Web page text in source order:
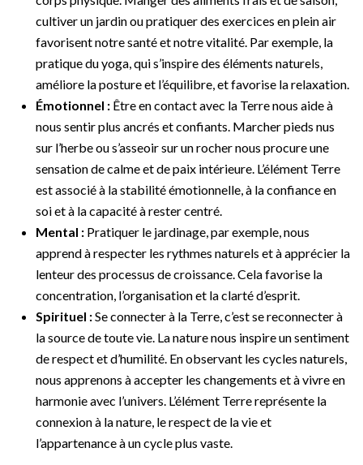
cultiver un jardin ou pratiquer des exercices en plein air
favorisent notre santé et notre vitalité. Par exemple, la
pratique du yoga, qui s’inspire des éléments naturels,
améliore la posture et l’équilibre, et favorise la relaxation.
Émotionnel : Être en contact avec la Terre nous aide à
nous sentir plus ancrés et confiants. Marcher pieds nus
sur l’herbe ou s’asseoir sur un rocher nous procure une
sensation de calme et de paix intérieure. L’élément Terre
est associé à la stabilité émotionnelle, à la confiance en
soi et à la capacité à rester centré.
Mental : Pratiquer le jardinage, par exemple, nous
apprend à respecter les rythmes naturels et à apprécier la
lenteur des processus de croissance. Cela favorise la
concentration, l’organisation et la clarté d’esprit.
Spirituel :Se connecter à la Terre, c’est se reconnecter à
la source de toute vie. La nature nous inspire un sentiment
de respect et d’humilité. En observant les cycles naturels,
nous apprenons à accepter les changements et à vivre en
harmonie avec l’univers. L’élément Terre représente la
connexion à la nature, le respect de la vie et
l’appartenance à un cycle plus vaste.